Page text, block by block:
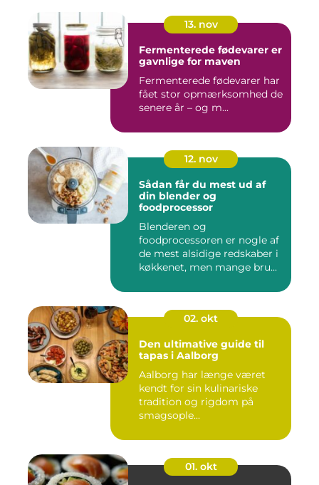
13. nov
Fermenterede fødevarer er
gavnlige for maven
Fermenterede fødevarer har
fået stor opmærksomhed de
senere år – og m...
12. nov
Sådan får du mest ud af
din blender og
foodprocessor
Blenderen og
foodprocessoren er nogle af
de mest alsidige redskaber i
køkkenet, men mange bru...
02. okt
Den ultimative guide til
tapas i Aalborg
Aalborg har længe været
kendt for sin kulinariske
tradition og rigdom på
smagsople...
01. okt